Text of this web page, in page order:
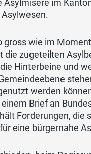
im
wie im
zugeteilten
Hinterbeine und
werden
Brief an
Forderungen, die
eine bürgernahe